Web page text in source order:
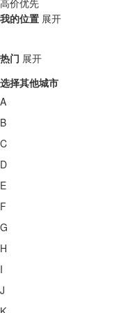
我的位置 展开
热门 展开
选择其他城市
A
B
C
D
E
F
G
H
I
J